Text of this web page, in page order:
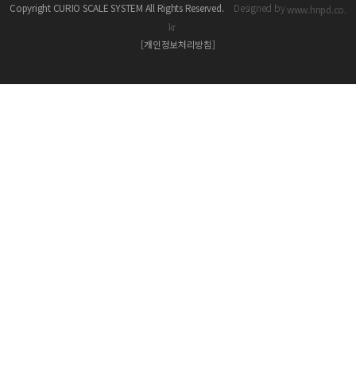
Copyright CURIO SCALE SYSTEM All Rights Reserved.
Designed bywww.hnpd.co.
kr
[개인정보처리방침]